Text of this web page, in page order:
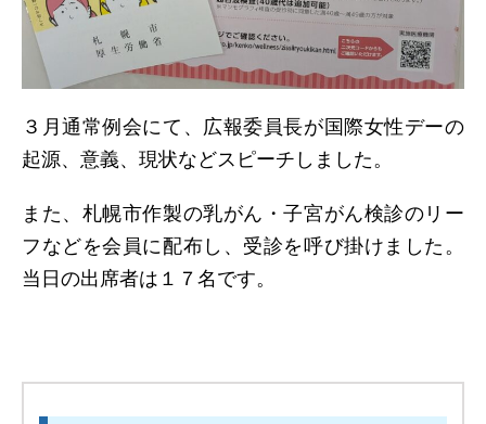
３月通常例会にて、広報委員長が国際女性デーの
起源、意義、現状などスピーチしました。
また、札幌市作製の乳がん・子宮がん検診のリー
フなどを会員に配布し、受診を呼び掛けました。
当日の出席者は１７名です。